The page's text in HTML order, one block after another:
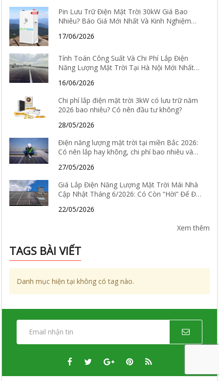
Pin Lưu Trữ Điện Mặt Trời 30kW Giá Bao
Nhiêu? Báo Giá Mới Nhất Và Kinh Nghiệm
17/06/2026
Tính Toán Công Suất Và Chi Phí Lắp Điện
Năng Lượng Mặt Trời Tại Hà Nội Mới Nhất
16/06/2026
Chi phí lắp điện mặt trời 3kW có lưu trữ năm
2026 bao nhiêu? Có nên đầu tư không?
28/05/2026
Điện năng lượng mặt trời tại miền Bắc 2026:
Có nên lắp hay không, chi phí bao nhiêu và
27/05/2026
Giá Lắp Điện Năng Lượng Mặt Trời Mái Nhà
Cập Nhật Tháng 6/2026: Có Còn “Hời” Để Đầu
22/05/2026
Xem thêm
TAGS BÀI VIẾT
Danh mục hiện tại không có tag nào.